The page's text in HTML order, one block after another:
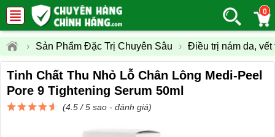
0
› Sản Phẩm Đặc Trị Chuyên Sâu › Điều trị nám da, vết
Tinh Chất Thu Nhỏ Lỗ Chân Lông Medi-Peel
Pore 9 Tightening Serum 50ml
(4.5 / 5 sao - đánh giá)